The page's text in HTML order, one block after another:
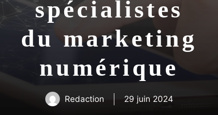
spécialistes
du marketing
numérique
Redaction 29 juin 2024